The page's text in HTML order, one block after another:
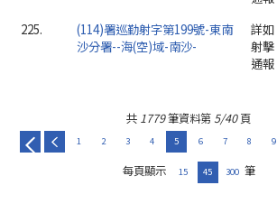
225.
(114)署巡勤射字第199號-東南
沙分署--海(空)域-南沙-
詳如
射擊
通報
共 1779筆資料第 5/40頁
1 2 3 4 5 6 7 8 9
每頁顯示 15 45 300 筆